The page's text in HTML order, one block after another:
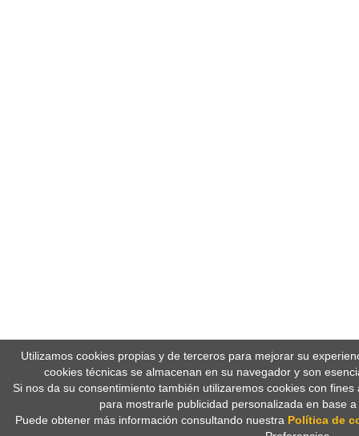
Utilizamos cookies propias y de terceros para mejorar su
cookies técnicas se almacenan en su navegador y son
Si nos da su consentimiento también utilizaremos cookies con
para mostrarle publicidad personalizada en base
Puede obtener más información consultando nuestra Política de